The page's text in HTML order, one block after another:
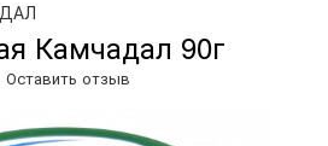
Камчадал 90г
Оставить отзыв